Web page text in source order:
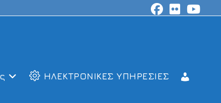
ΗΛΕΚΤΡΟΝΙΚΕΣ ΥΠΗΡΕΣΙΕΣ